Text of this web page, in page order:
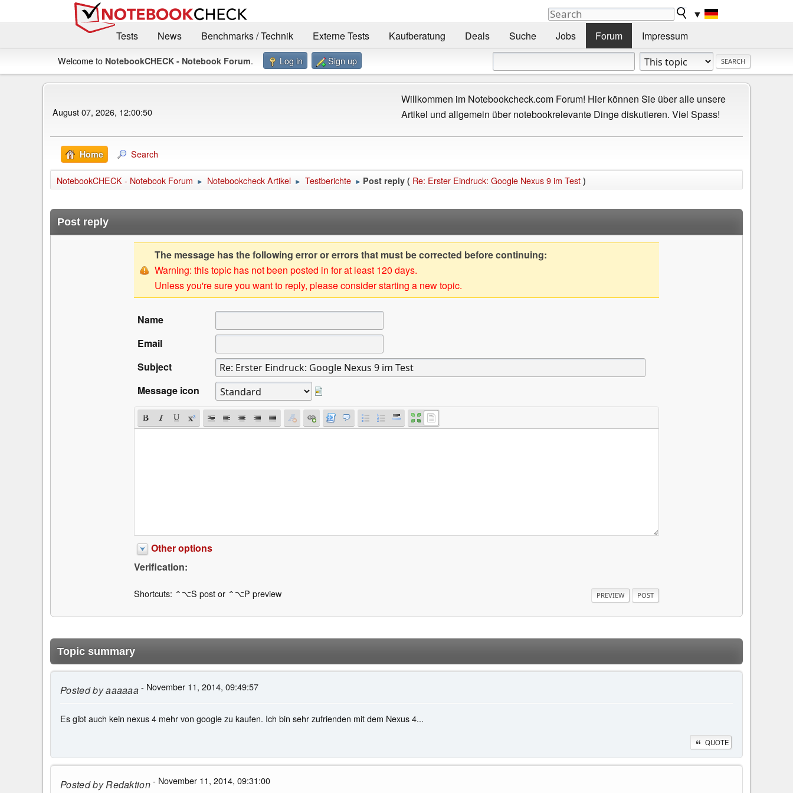
▼
Tests
News Benchmarks / Technik Externe Tests Kaufberatung Deals Suche Jobs Forum Impressum
Welcome to NotebookCHECK - Notebook Forum. Log in Sign up
August 07, 2026, 12:00:50
Willkommen im Notebookcheck.com Forum! Hier können Sie über alle unsere
Artikel und allgemein über notebookrelevante Dinge diskutieren. Viel Spass!
Home Search
NotebookCHECK - Notebook Forum ► Notebookcheck Artikel ► Testberichte ► Post reply ( Re: Erster Eindruck: Google Nexus 9 im Test )
Post reply
The message has the following error or errors that must be corrected before continuing:
Warning: this topic has not been posted in for at least 120 days.
Unless you're sure you want to reply, please consider starting a new topic.
Name
Email
Subject
Message icon
Other options
Verification:
Shortcuts: ⌃⌥S post or ⌃⌥P preview
Topic summary
Posted byaaaaaa- November 11, 2014, 09:49:57
Es gibt auch kein nexus 4 mehr von google zu kaufen. Ich bin sehr zufrienden mit dem Nexus 4...
QUOTE
Posted byRedaktion- November 11, 2014, 09:31:00